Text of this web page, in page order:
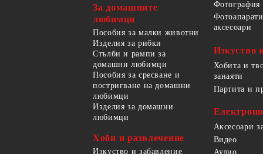
За домашните
любимци
Пособия за малки животни
Изделия за рибки
Стълби и рампи за
домашни любимци
Пособия за сресване и
постригване на домашни
любимци
Изделия за домашни
любимци
Хоби и развлечение
Изкуство и забавление
Фотография
аксесоари
Изкуство
Хобита и
занаяти
Партита и
Аксесоари
Видео
Аудио